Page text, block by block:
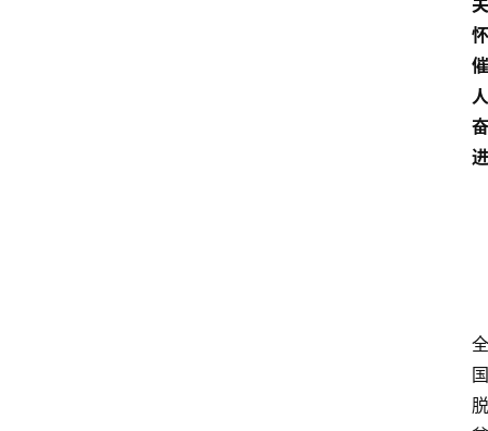
关
怀
催
人
奋
进
全
国
脱